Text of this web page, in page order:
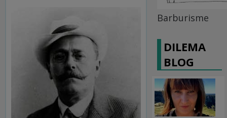
Barburisme
DILEMA
BLOG